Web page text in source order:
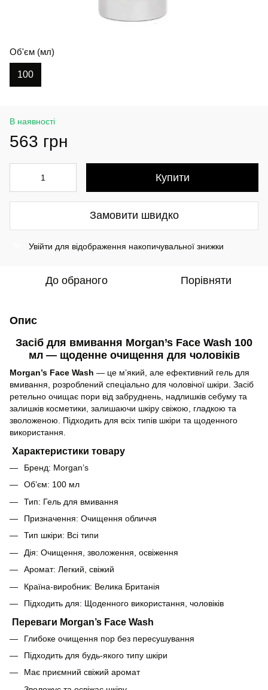
Об'єм (мл)
100
В наявності
563 грн
Купити
Замовити швидко
Увійти для відображення накопичувальної знижки
До обраного Порівняти
Опис
Засіб для вмивання Morgan’s Face Wash 100
мл — щоденне очищення для чоловіків
Morgan’s Face Wash — це м’який, але ефективний гель для
вмивання, розроблений спеціально для чоловічої шкіри. Засіб
ретельно очищає пори від забруднень, надлишків себуму та
залишків косметики, залишаючи шкіру свіжою, гладкою та
зволоженою. Підходить для всіх типів шкіри та щоденного
використання.
Характеристики товару
Бренд: Morgan’s
Об’єм: 100 мл
Тип: Гель для вмивання
Призначення: Очищення обличчя
Тип шкіри: Всі типи
Дія: Очищення, зволоження, освіження
Аромат: Легкий, свіжий
Країна-виробник: Велика Британія
Підходить для: Щоденного використання, чоловіків
Переваги Morgan’s Face Wash
Глибоке очищення пор без пересушування
Підходить для будь-якого типу шкіри
Має приємний свіжий аромат